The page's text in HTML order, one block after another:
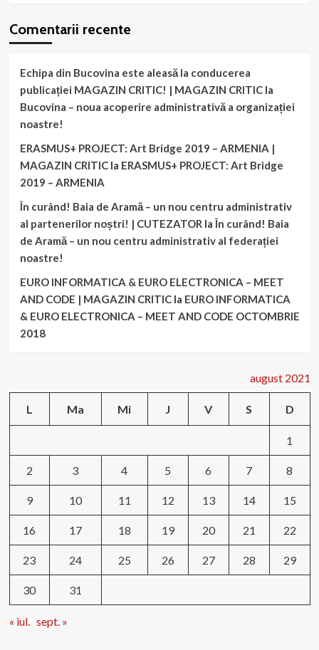
Comentarii recente
Echipa din Bucovina este aleasă la conducerea
publicației MAGAZIN CRITIC! | MAGAZIN CRITICla
Bucovina – noua acoperire administrativă a organizației
noastre!
ERASMUS+ PROJECT: Art Bridge 2019 – ARMENIA |
MAGAZIN CRITICla ERASMUS+ PROJECT: Art Bridge
2019 – ARMENIA
În curând! Baia de Aramă – un nou centru administrativ
al partenerilor noștri! | CUTEZATOR laÎn curând! Baia
de Aramă – un nou centru administrativ al federației
noastre!
EURO INFORMATICA & EURO ELECTRONICA – MEET
AND CODE | MAGAZIN CRITICla EURO INFORMATICA
& EURO ELECTRONICA – MEET AND CODE OCTOMBRIE
2018
august 2021
L Ma Mi J V S D
1
2 3 4 5 6 7 8
9 10 11 12 13 14 15
16 17 18 19 20 21 22
23 24 25 26 27 28 29
30 31
« iul. sept. »